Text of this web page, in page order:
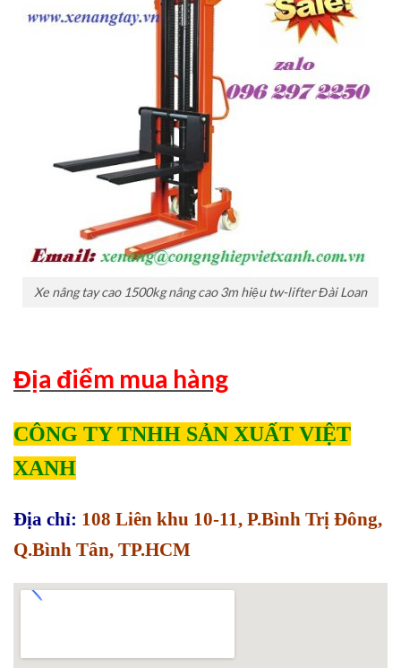
Xe nâng tay cao 1500kg nâng cao 3m hiệu tw-lifter Đài Loan
Địa điểm mua hàng
CÔNG TY TNHH SẢN XUẤT VIỆT
XANH
Địa chỉ: 108 Liên khu 10-11, P.Bình Trị Đông,
Q.Bình Tân, TP.HCM